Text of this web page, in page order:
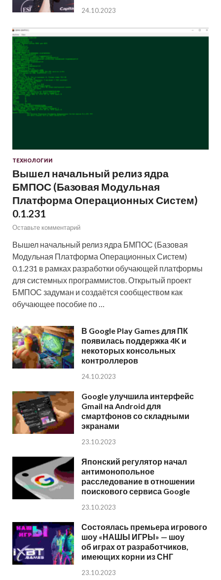
24.10.2023
ТЕХНОЛОГИИ
Вышел начальный релиз ядра
БМПОС (Базовая Модульная
Платформа Операционных Систем)
0.1.231
Оставьте комментарий
Вышел начальный релиз ядра БМПОС (Базовая
Модульная Платформа Операционных Систем)
0.1.231 в рамках разработки обучающей платформы
для системных программистов. Открытый проект
БМПОС задуман и создаётся сообществом как
обучающее пособие по …
В Google Play Games для ПК
появилась поддержка 4K и
некоторых консольных
контроллеров
24.10.2023
Google улучшила интерфейс
Gmail на Android для
смартфонов со складными
экранами
23.10.2023
Японский регулятор начал
антимонопольное
расследование в отношении
поискового сервиса Google
23.10.2023
Состоялась премьера игрового
шоу «НАШЫ ИГРЫ» — шоу
об играх от разработчиков,
имеющих корни из СНГ
23.10.2023